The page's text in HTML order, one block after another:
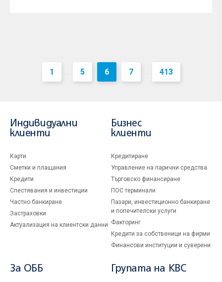
1 ... 5 6 7 ... 413
Индивидуални
клиенти
Карти
Сметки и плащания
Кредити
Спестявания и инвестиции
Частно банкиране
Застраховки
Актуализация на клиентски данни
Бизнес
клиенти
Кредитиране
Управление на парични средства
Търговско финансиране
ПОС терминали
Пазари, инвестиционно банкиране
и попечителски услуги
Факторинг
Кредити за собственици на фирми
Финансови институции и суверени
За ОББ Групата на KBC